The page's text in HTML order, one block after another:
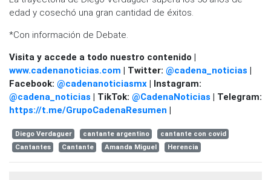
edad y cosechó una gran cantidad de éxitos.
*Con información de Debate.
Visita y accede a todo nuestro contenido |
www.cadenanoticias.com | Twitter: @cadena_noticias |
Facebook: @cadenanoticiasmx | Instagram:
@cadena_noticias | TikTok: @CadenaNoticias | Telegram:
https://t.me/GrupoCadenaResumen |
Diego Verdaguer cantante argentino
cantante con covid
Cantantes
Cantante Amanda Miguel Herencia